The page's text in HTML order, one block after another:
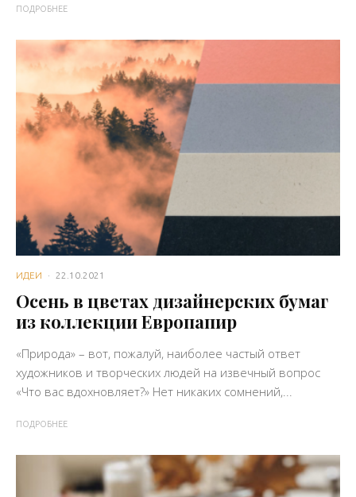
ПОДРОБНЕЕ
ИДЕИ · 22.10.2021
Осень в цветах дизайнерских бумаг
из коллекции Европапир
«Природа» – вот, пожалуй, наиболее частый ответ
художников и творческих людей на извечный вопрос
«Что вас вдохновляет?» Нет никаких сомнений,...
ПОДРОБНЕЕ